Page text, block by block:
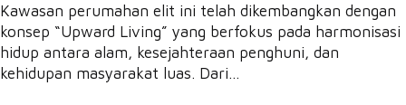
Kawasan perumahan elit ini telah dikembangkan dengan
konsep “Upward Living” yang berfokus pada harmonisasi
hidup antara alam, kesejahteraan penghuni, dan
kehidupan masyarakat luas. Dari...